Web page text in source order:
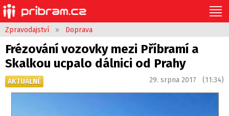
Zpravodajství » Doprava
Frézování vozovky mezi Příbramí a
Skalkou ucpalo dálnici od Prahy
AKTUÁLNĚ 29. srpna 2017 (11:34)